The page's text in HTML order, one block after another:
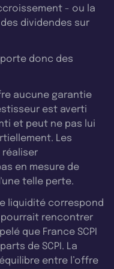
- ou la
dividendes sur
donc des
aucune garantie
est averti
et peut ne pas lui
Les
réaliser
en mesure de
telle perte.
liquidité correspond
pourrait rencontrer
que France SCPI
de SCPI. La
entre l’offre